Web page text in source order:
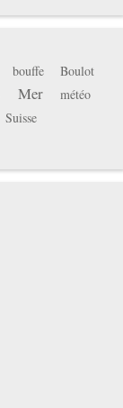
bouffe Boulot
Mer
météo
Suisse